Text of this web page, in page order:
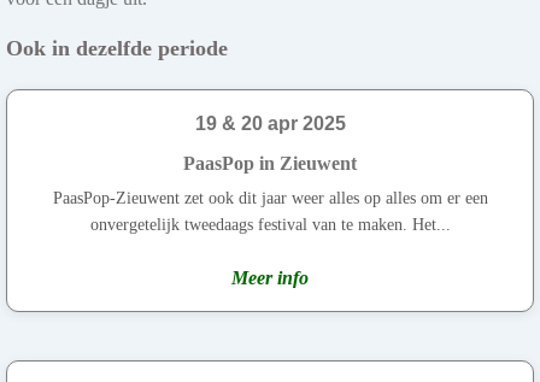
Ook in dezelfde periode
19 & 20 apr 2025
PaasPop in Zieuwent
PaasPop-Zieuwent zet ook dit jaar weer alles op alles om er een
onvergetelijk tweedaags festival van te maken. Het...
Meer info